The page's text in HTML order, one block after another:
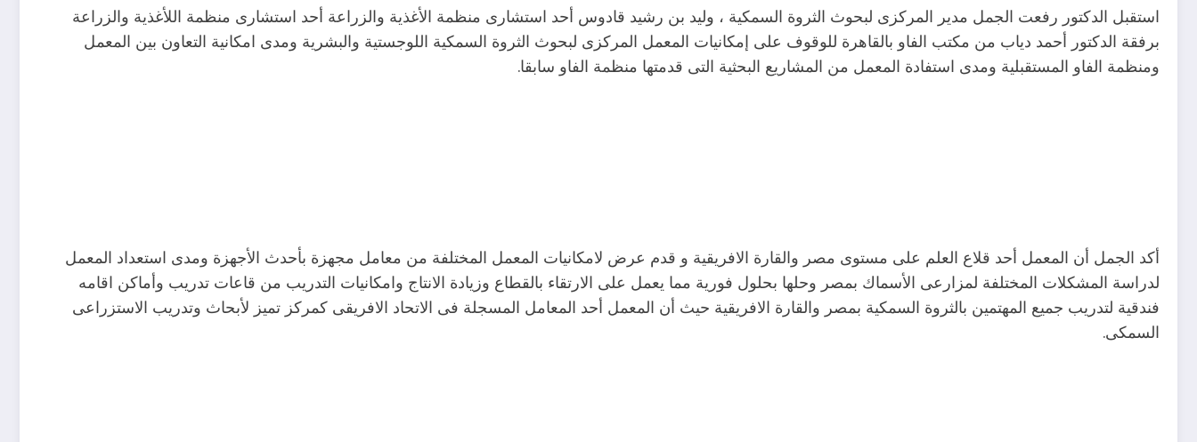
استقبل الدكتور رفعت الجمل مدير المركزى لبحوث الثروة السمكية ، وليد بن رشيد قادوس أحد استشارى منظمة الأغذية والزراعة أحد استشارى منظمة اللأغذية والزراعة
برفقة الدكتور أحمد دياب من مكتب الفاو بالقاهرة للوقوف على إمكانيات المعمل المركزى لبحوث الثروة السمكية اللوجستية والبشرية ومدى امكانية التعاون بين المعمل
ومنظمة الفاو المستقبلية ومدى استفادة المعمل من المشاريع البحثية التى قدمتها منظمة الفاو سابقا.
أكد الجمل أن المعمل أحد قلاع العلم على مستوى مصر والقارة الافريقية و قدم عرض لامكانيات المعمل المختلفة من معامل مجهزة بأحدث الأجهزة ومدى استعداد المعمل
لدراسة المشكلات المختلفة لمزارعى الأسماك بمصر وحلها بحلول فورية مما يعمل على الارتقاء بالقطاع وزيادة الانتاج وامكانيات التدريب من قاعات تدريب وأماكن اقامه
فندقية لتدريب جميع المهتمين بالثروة السمكية بمصر والقارة الافريقية حيث أن المعمل أحد المعامل المسجلة فى الاتحاد الافريقى كمركز تميز لأبحاث وتدريب الاستزراعى
السمكى.